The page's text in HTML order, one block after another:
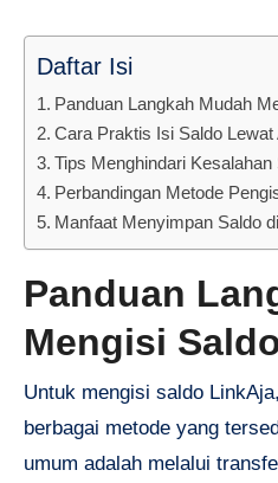
Daftar Isi
Panduan Langkah Mudah
Cara Praktis Isi Saldo
Tips Menghindari Kesalahan
Perbandingan Metode
Manfaat Menyimpan Saldo
Panduan
Mengisi
Untuk mengisi saldo
berbagai metode yang
umum adalah melalui